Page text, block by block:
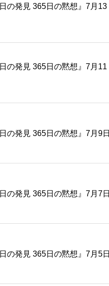
の発見 365日の黙想』7月13
の発見 365日の黙想』7月11
の発見 365日の黙想』7月9日
の発見 365日の黙想』7月7日
の発見 365日の黙想』7月5日